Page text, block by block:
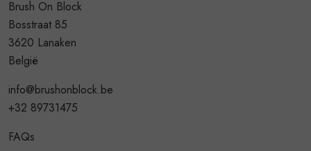
Brush On Block
Bosstraat 85
3620 Lanaken
België
info@brushonblock.be
+32 89731475
FAQs